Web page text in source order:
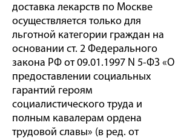
доставка лекарств по Москве
осуществляется только для
льготной категории граждан на
основании ст. 2 Федерального
закона РФ от 09.01.1997 N 5-ФЗ «О
предоставлении социальных
гарантий героям
социалистического труда и
полным кавалерам ордена
трудовой славы» (в ред. от